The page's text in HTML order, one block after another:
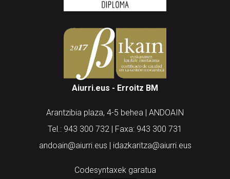
Aiurri.eus - Erroitz BM
Arantzibia plaza, 4-5 behea | ANDOAIN
Tel.: 943 300 732 | Faxa: 943 300 731
andoain@aiurri.eus | idazkaritza@aiurri.eus
Codesyntaxek garatua